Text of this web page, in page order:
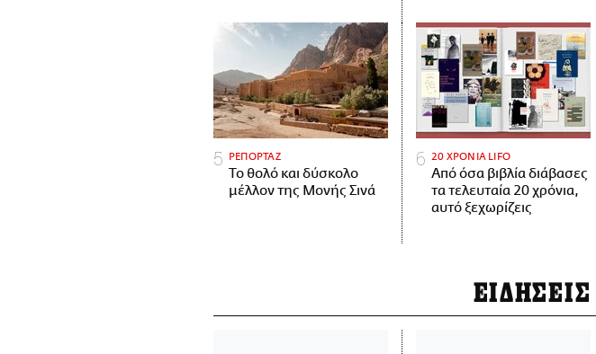
ΡΕΠΟΡΤΑΖ
Το θολό και δύσκολο
μέλλον της Μονής Σινά
20 ΧΡΟΝΙΑ LIFO
Από όσα βιβλία διάβασες
τα τελευταία 20 χρόνια,
αυτό ξεχωρίζεις
ΕΙΔΗΣΕΙΣ